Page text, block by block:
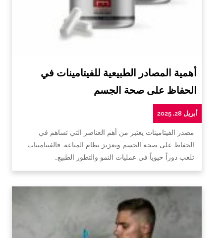
أهمية المصادر الطبيعية للفيتامينات في
الحفاظ على صحة الجسم
أبريل 28, 2025
مصدر الفيتامينات يعتبر من أهم العناصر التي تساهم في
الحفاظ على صحة الجسم وتعزيز نظام المناعة. فالفيتامينات
تلعب دوراً حيوياً في عمليات النمو والتطور الطبيع…